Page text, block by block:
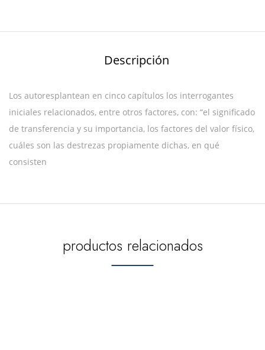
Descripción
Los autoresplantean en cinco capítulos los interrogantes
iniciales relacionados, entre otros factores, con: “el significado
de transferencia y su importancia, los factores del valor físico,
cuáles son las destrezas propiamente dichas, en qué
consisten
productos relacionados